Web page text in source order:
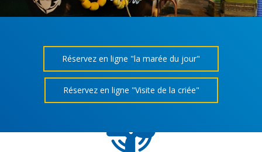
Réservez en ligne "la marée du jour"
Réservez en ligne "Visite de la criée"